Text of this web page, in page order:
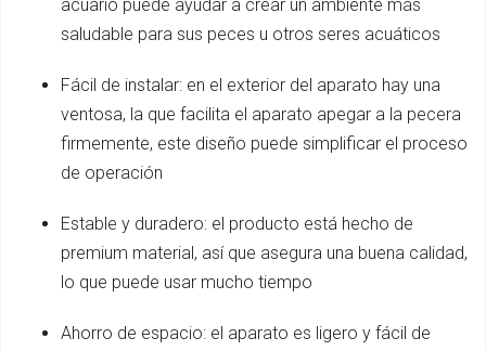
acuario puede ayudar a crear un ambiente más
saludable para sus peces u otros seres acuáticos
Fácil de instalar: en el exterior del aparato hay una
ventosa, la que facilita el aparato apegar a la pecera
firmemente, este diseño puede simplificar el proceso
de operación
Estable y duradero: el producto está hecho de
premium material, así que asegura una buena calidad,
lo que puede usar mucho tiempo
Ahorro de espacio: el aparato es ligero y fácil de